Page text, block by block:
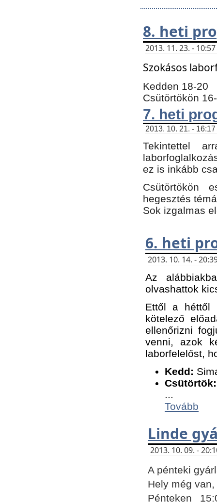
8. heti
2013. 11. 23. -
Szokásos
Kedden 18-20
Csütörtökön
7. heti
2013. 10. 21. -
Tekintettel
ez is inkább
Csütörtökön
hegesztés
Sok izgalmas
6. heti
2013. 10. 14. -
Az
olvashattok
Ettől a héttől
kötelező
ellenőrizni
venni, azok
laborfelelőst,
Kedd:
Csütörtök:
...
Tovább
Linde
2013. 10. 09. -
A pénteki
Hely még
Pénteken